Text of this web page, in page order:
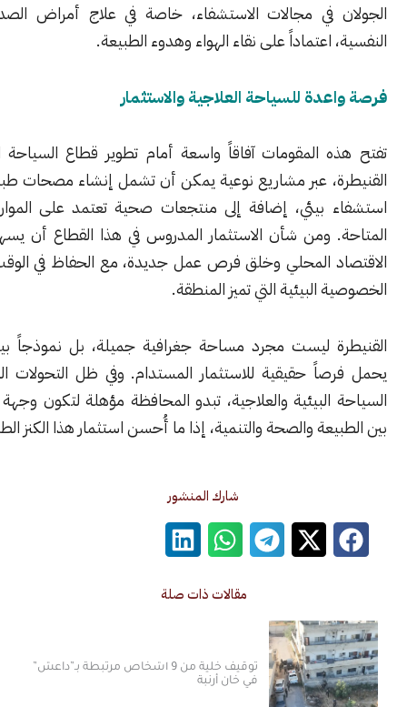
في مجالات الاستشفاء، خاصة في علاج أمراض الصدر والحالات
اعتماداً على نقاء الهواء وهدوء الطبيعة.
للسياحة العلاجية والاستثمار
المقومات آفاقاً واسعة أمام تطوير قطاع السياحة العلاجية في
عبر مشاريع نوعية يمكن أن تشمل إنشاء مصحات طبيعية ومراكز
بيئي، إضافة إلى منتجعات صحية تعتمد على الموارد الطبيعية
ومن شأن الاستثمار المدروس في هذا القطاع أن يسهم في تنمية
المحلي وخلق فرص عمل جديدة، مع الحفاظ في الوقت ذاته على
البيئية التي تميز المنطقة.
ليست مجرد مساحة جغرافية جميلة، بل نموذجاً بيئياً متكاملاً
حقيقية للاستثمار المستدام. وفي ظل التحولات العالمية نحو
البيئية والعلاجية، تبدو المحافظة مؤهلة لتكون وجهة بارزة تجمع
والصحة والتنمية، إذا ما أُحسن استثمار هذا الكنز الطبيعي.
شارك المنشور
مقالات ذات صلة
توقيف خلية من 9 أشخاص مرتبطة بـ”داعش”
في خان أرنبة